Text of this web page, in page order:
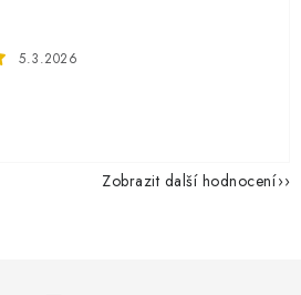
5.3.2026
Zobrazit další hodnocení